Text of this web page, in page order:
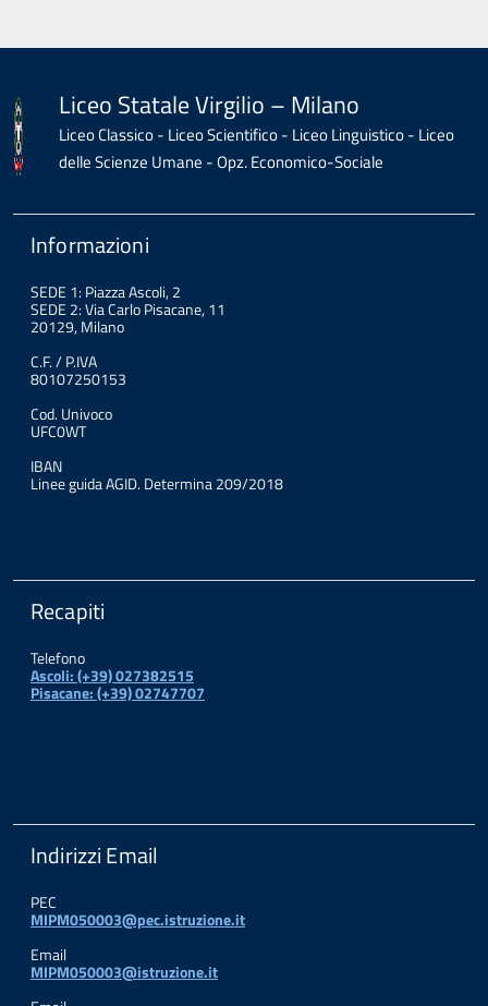
Liceo Statale Virgilio – Milano
Liceo Classico - Liceo Scientifico - Liceo Linguistico - Liceo
delle Scienze Umane - Opz. Economico-Sociale
Informazioni
SEDE 1: Piazza Ascoli, 2
SEDE 2: Via Carlo Pisacane, 11
20129, Milano
C.F. / P.IVA
80107250153
Cod. Univoco
UFC0WT
IBAN
Linee guida AGID. Determina 209/2018
Recapiti
Telefono
Ascoli: (+39) 027382515
Pisacane: (+39) 02747707
Indirizzi Email
PEC
MIPM050003@pec.istruzione.it
Email
MIPM050003@istruzione.it